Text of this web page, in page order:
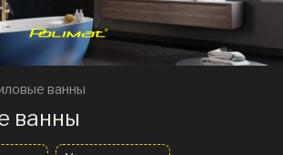
ванны
ванны